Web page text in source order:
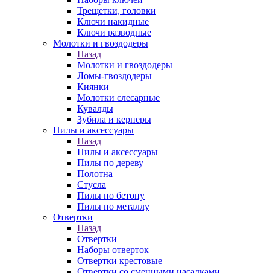
Трещетки, головки
Ключи накидные
Ключи разводные
Молотки и гвоздодеры
Назад
Молотки и гвоздодеры
Ломы-гвоздодеры
Киянки
Молотки слесарные
Кувалды
Зубила и кернеры
Пилы и аксессуары
Назад
Пилы и аксессуары
Пилы по дереву
Полотна
Стусла
Пилы по бетону
Пилы по металлу
Отвертки
Назад
Отвертки
Наборы отверток
Отвертки крестовые